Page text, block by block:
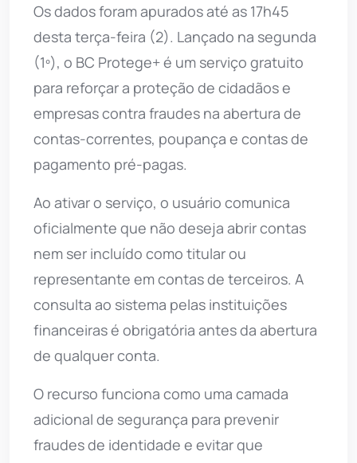
Os dados foram apurados até as 17h45
desta terça-feira (2). Lançado na segunda
(1º), o BC Protege+ é um serviço gratuito
para reforçar a proteção de cidadãos e
empresas contra fraudes na abertura de
contas-correntes, poupança e contas de
pagamento pré-pagas.
Ao ativar o serviço, o usuário comunica
oficialmente que não deseja abrir contas
nem ser incluído como titular ou
representante em contas de terceiros. A
consulta ao sistema pelas instituições
financeiras é obrigatória antes da abertura
de qualquer conta.
O recurso funciona como uma camada
adicional de segurança para prevenir
fraudes de identidade e evitar que